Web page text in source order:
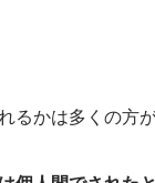
るかは多くの方